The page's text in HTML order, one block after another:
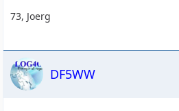
73, Joerg
DF5WW